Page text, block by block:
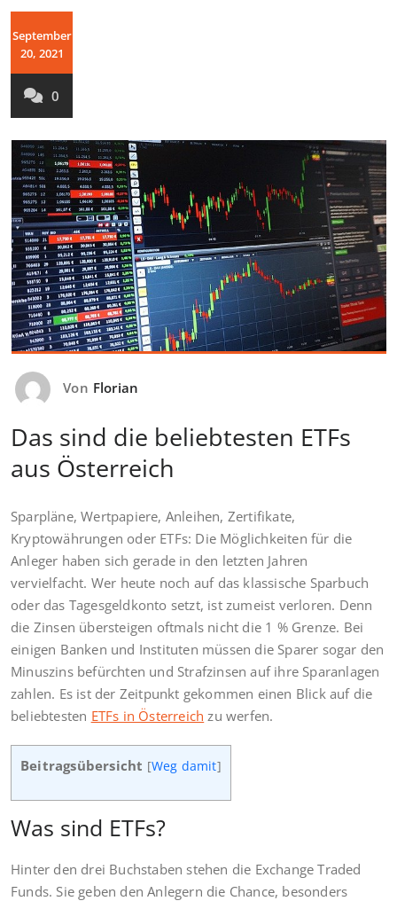
September
20, 2021
0
Von Florian
Das sind die beliebtesten ETFs
aus Österreich
Sparpläne, Wertpapiere, Anleihen, Zertifikate,
Kryptowährungen oder ETFs: Die Möglichkeiten für die
Anleger haben sich gerade in den letzten Jahren
vervielfacht. Wer heute noch auf das klassische Sparbuch
oder das Tagesgeldkonto setzt, ist zumeist verloren. Denn
die Zinsen übersteigen oftmals nicht die 1 % Grenze. Bei
einigen Banken und Instituten müssen die Sparer sogar den
Minuszins befürchten und Strafzinsen auf ihre Sparanlagen
zahlen. Es ist der Zeitpunkt gekommen einen Blick auf die
beliebtesten ETFs in Österreich zu werfen.
Beitragsübersicht [Weg damit]
Was sind ETFs?
Hinter den drei Buchstaben stehen die Exchange Traded
Funds. Sie geben den Anlegern die Chance, besonders